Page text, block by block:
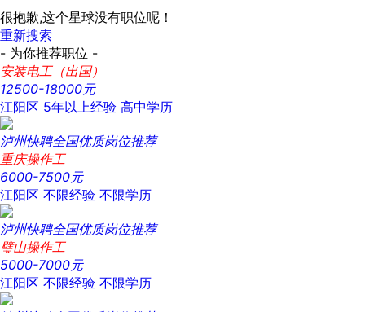
很抱歉,这个星球没有职位呢！
重新搜索
- 为你推荐职位 -
安装电工（出国）
12500-18000元
江阳区 5年以上经验 高中学历
泸州快聘全国优质岗位推荐
重庆操作工
6000-7500元
江阳区 不限经验 不限学历
泸州快聘全国优质岗位推荐
璧山操作工
5000-7000元
江阳区 不限经验 不限学历